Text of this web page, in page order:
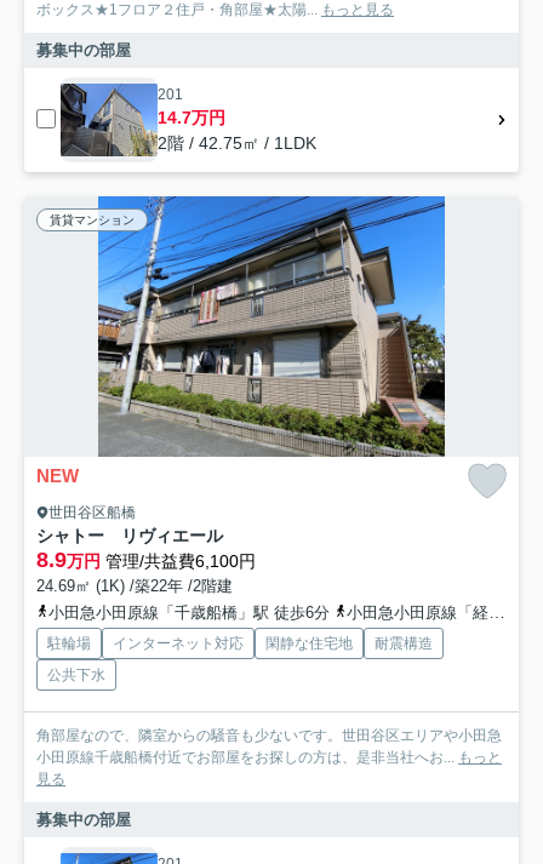
ボックス★1フロア２住戸・角部屋★太陽...
もっと見る
募集中の部屋
201
14.7万円
2階 / 42.75㎡ / 1LDK
賃貸マンション
NEW
世田谷区船橋
シャトー リヴィエール
8.9万円 管理/共益費6,100円
24.69㎡ (1K) /築22年 /2階建
小田急小田原線「千歳船橋」駅 徒歩6分
小田急小田原線「経堂」駅 徒歩20分
駐輪場 インターネット対応 閑静な住宅地
耐震構造
公共下水
角部屋なので、隣室からの騒音も少ないです。世田谷区エリアや小田急
小田原線千歳船橋付近でお部屋をお探しの方は、是非当社へお...
もっと
見る
募集中の部屋